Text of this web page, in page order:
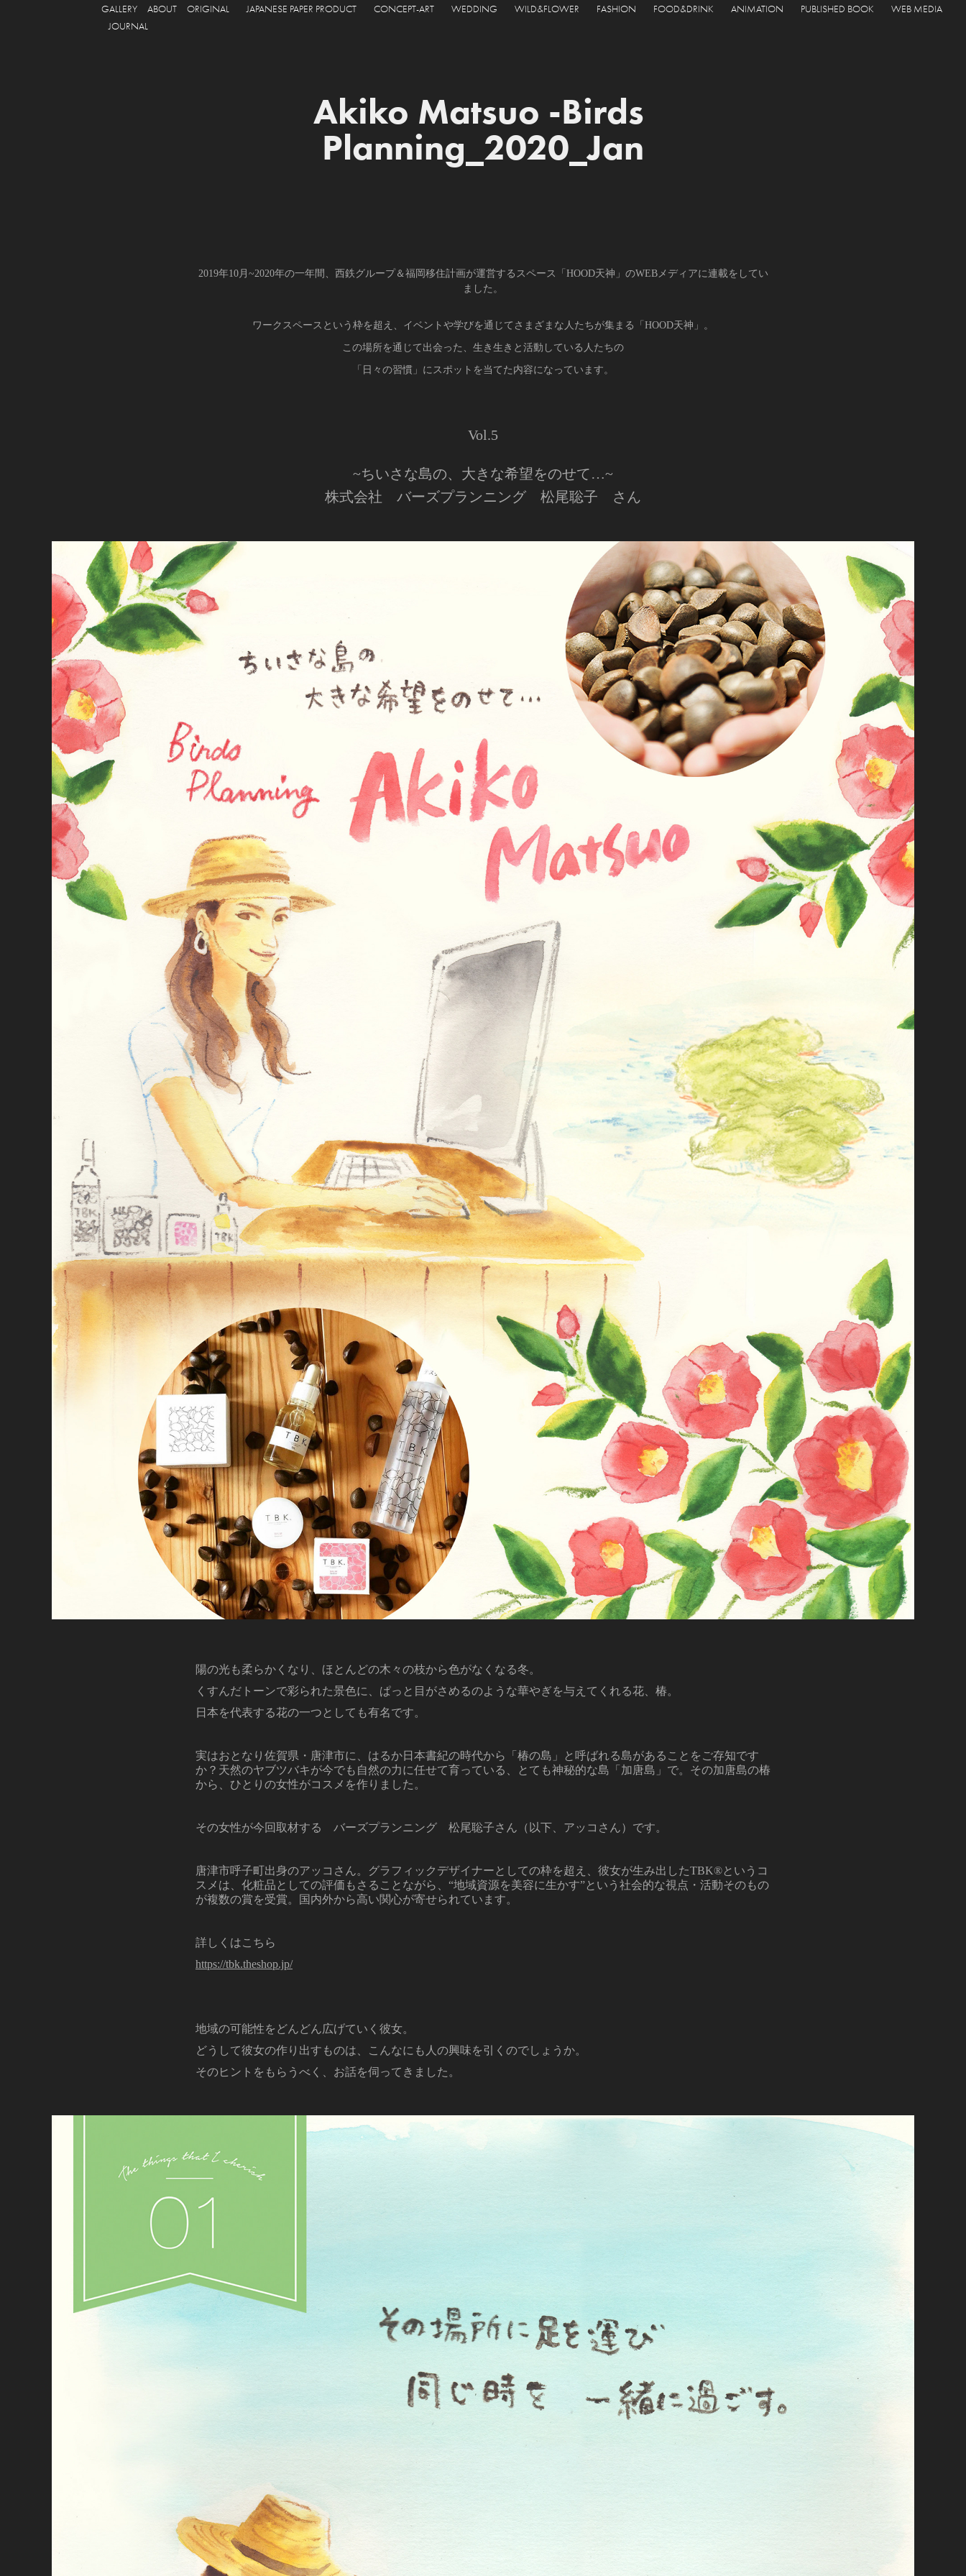
GALLERY ABOUT ORIGINAL JAPANESE PAPER PRODUCT CONCEPT-ART WEDDING WILD&FLOWER FASHION FOOD&DRINK ANIMATION PUBLISHED BOOK
WEB MEDIA
JOURNAL
Akiko Matsuo -Birds
Planning_2020_Jan
2019年10月~2020年の一年間、西鉄グループ＆福岡移住計画が運営するスペース「HOOD天神」のWEBメディアに連載をしてい
ました。
ワークスペースという枠を超え、イベントや学びを通じてさまざまな人たちが集まる「HOOD天神」。
この場所を通じて出会った、生き生きと活動している人たちの
「日々の習慣」にスポットを当てた内容になっています。
Vol.5
~ちいさな島の、大きな希望をのせて…~
株式会社 バーズプランニング 松尾聡子 さん
陽の光も柔らかくなり、ほとんどの木々の枝から色がなくなる冬。
くすんだトーンで彩られた景色に、ぱっと目がさめるのような華やぎを与えてくれる花、椿。
日本を代表する花の一つとしても有名です。
実はおとなり佐賀県・唐津市に、はるか日本書紀の時代から「椿の島」と呼ばれる島があることをご存知です
か？天然のヤブツバキが今でも自然の力に任せて育っている、とても神秘的な島「加唐島」で。その加唐島の椿
から、ひとりの女性がコスメを作りました。
その女性が今回取材する バーズプランニング 松尾聡子さん（以下、アッコさん）です。
唐津市呼子町出身のアッコさん。グラフィックデザイナーとしての枠を超え、彼女が生み出したTBK®︎というコ
スメは、化粧品としての評価もさることながら、“地域資源を美容に生かす”という社会的な視点・活動そのもの
が複数の賞を受賞。国内外から高い関心が寄せられています。
詳しくはこちら
https://tbk.theshop.jp/
地域の可能性をどんどん広げていく彼女。
どうして彼女の作り出すものは、こんなにも人の興味を引くのでしょうか。
そのヒントをもらうべく、お話を伺ってきました。